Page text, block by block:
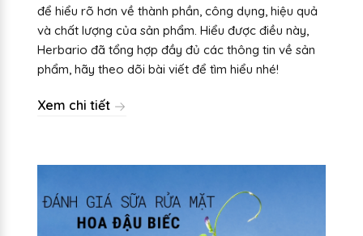
để hiểu rõ hơn về thành phần, công dụng, hiệu quả
và chất lượng của sản phẩm. Hiểu được điều này,
Herbario đã tổng hợp đầy đủ các thông tin về sản
phẩm, hãy theo dõi bài viết để tìm hiểu nhé!
Xem chi tiết